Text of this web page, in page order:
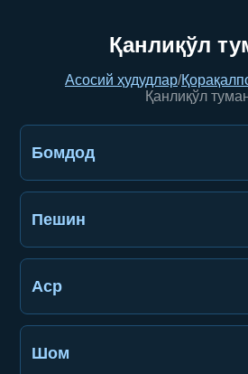
Қанлиқўл
Асосий ҳудудлар/
Қанлиқўл
Бомдод
Пешин
Аср
Шом